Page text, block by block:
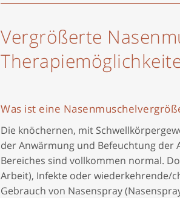
Vergrößerte
Was ist eine
Die knöchernen, mit
der Anwärmung und Befeuchtung
Bereiches sind vollkommen normal.
Arbeit), Infekte oder wiederkehrende/
Gebrauch von Nasenspray (